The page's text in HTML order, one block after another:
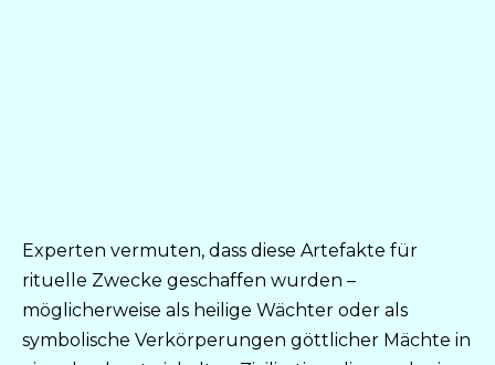
Experten vermuten, dass diese Artefakte für
rituelle Zwecke geschaffen wurden –
möglicherweise als heilige Wächter oder als
symbolische Verkörperungen göttlicher Mächte in